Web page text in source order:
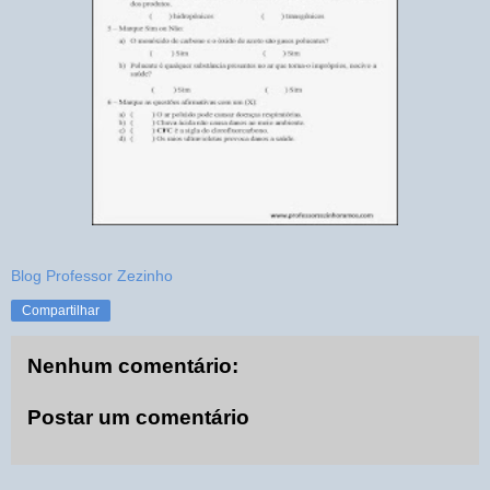
Blog Professor Zezinho
Compartilhar
Nenhum comentário:
Postar um comentário